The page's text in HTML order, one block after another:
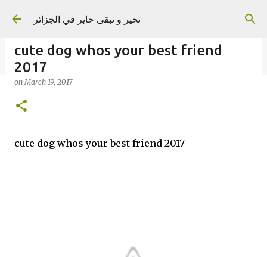
Skip to main content
تحير و تبقى حاير في الجزائر
on
cute dog whos your best friend
2017
onMarch 19, 2017
cute dog whos your best friend 2017